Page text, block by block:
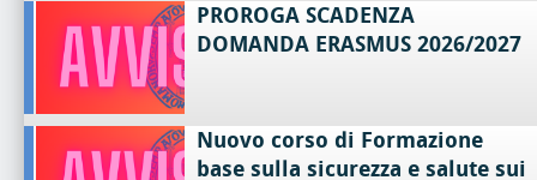
PROROGA SCADENZA
DOMANDA ERASMUS 2026/2027
Nuovo corso di Formazione
base sulla sicurezza e salute sui